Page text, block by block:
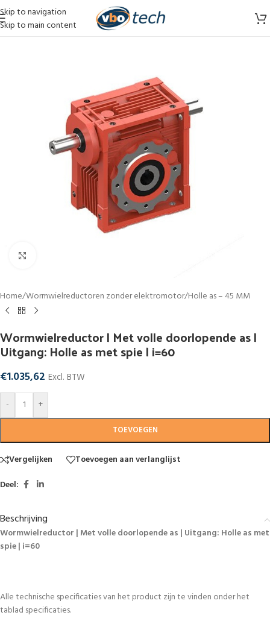
Skip to navigation
Skip to main content
Home/Wormwielreductoren zonder elektromotor/Holle as – 45 MM
Wormwielreductor | Met volle doorlopende as |
Uitgang: Holle as met spie | i=60
€1.035,62 Excl. BTW
-
+
TOEVOEGEN
Vergelijken
Toevoegen aan verlanglijst
Deel:
Beschrijving
Wormwielreductor | Met volle doorlopende as | Uitgang: Holle as met
spie | i=60
Alle technische specificaties van het product zijn te vinden onder het
tablad specificaties.